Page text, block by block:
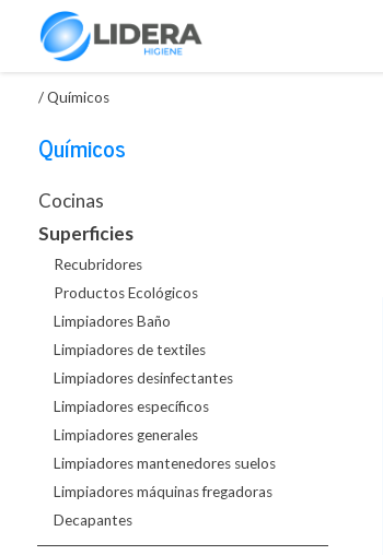
/Químicos
Químicos
Cocinas
Superficies
Recubridores
Productos Ecológicos
Limpiadores Baño
Limpiadores de textiles
Limpiadores desinfectantes
Limpiadores específicos
Limpiadores generales
Limpiadores mantenedores suelos
Limpiadores máquinas fregadoras
Decapantes